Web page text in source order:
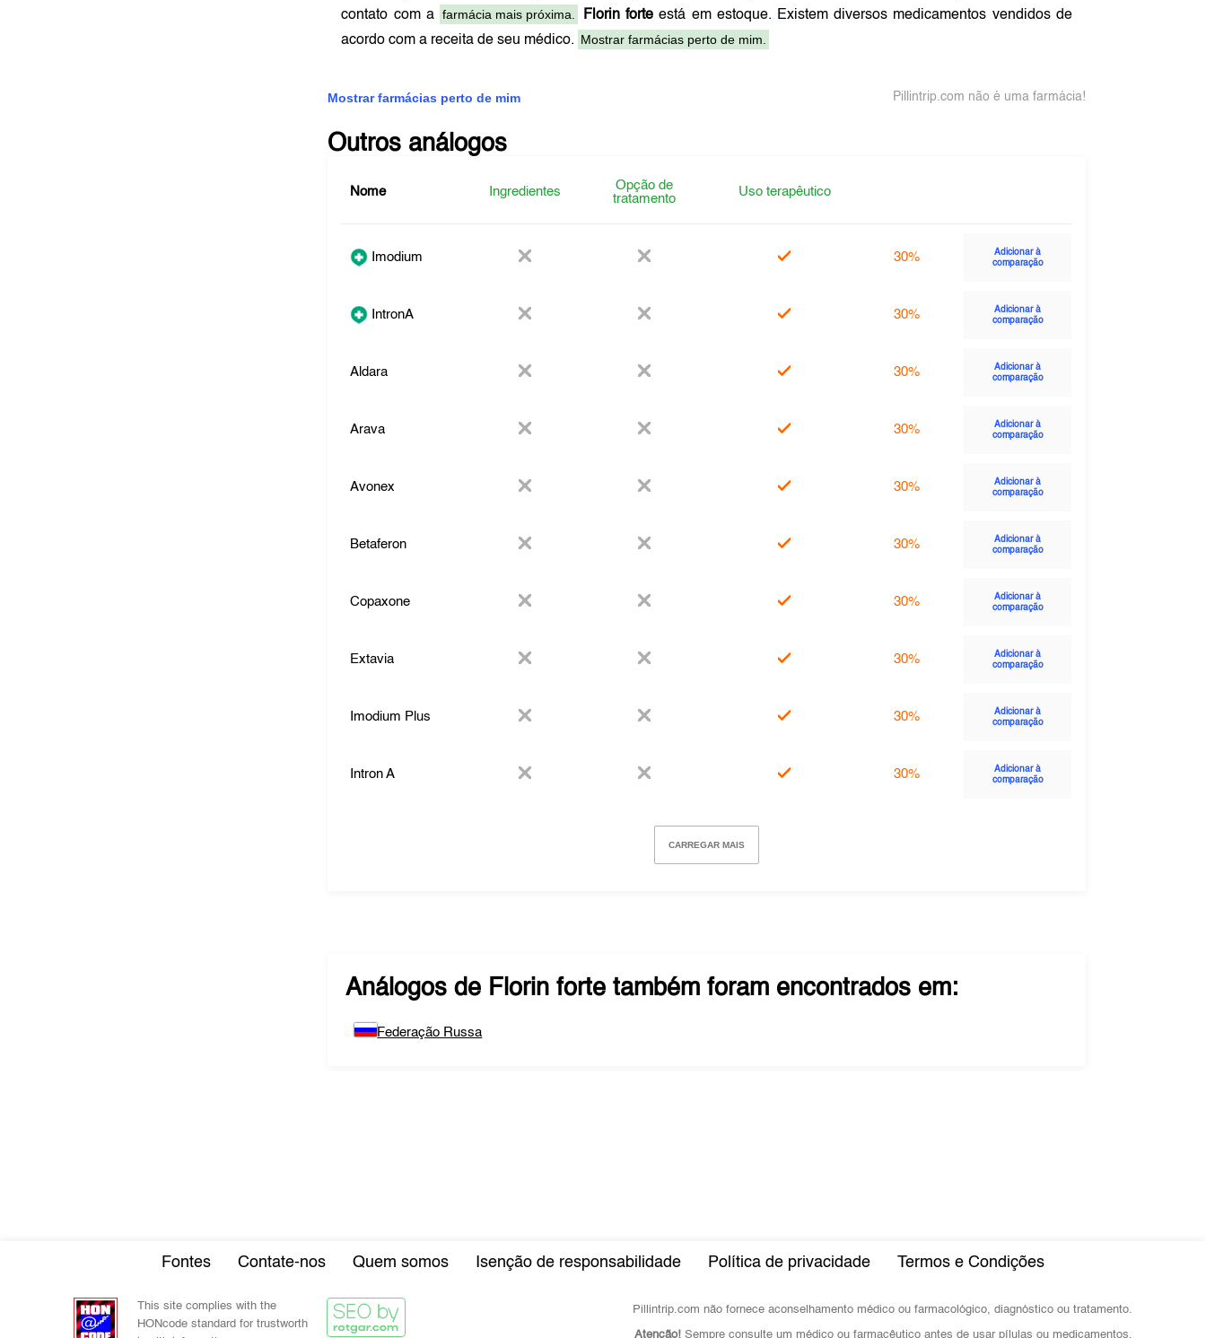
contato com a farmácia mais próxima. Florin forte está em estoque. Existem diversos medicamentos vendidos de
acordo com a receita de seu médico. Mostrar farmácias perto de mim.
Mostrar farmácias perto de mim Pillintrip.com não é uma farmácia!
Outros análogos
Nome Ingredientes
Opção de
tratamento
Uso terapêutico
Imodium 30%
Adicionar à
comparação
IntronA 30%
Adicionar à
comparação
Aldara 30%
Adicionar à
comparação
Arava 30%
Adicionar à
comparação
Avonex 30%
Adicionar à
comparação
Betaferon 30%
Adicionar à
comparação
Copaxone 30%
Adicionar à
comparação
Extavia 30%
Adicionar à
comparação
Imodium Plus 30%
Adicionar à
comparação
Intron A 30%
Adicionar à
comparação
CARREGAR MAIS
Análogos de Florin forte também foram encontrados em:
Federação Russa
Fontes Contate-nos Quem somos Isenção de responsabilidade Política de privacidade Termos e Condições
This site complies with the
HONcode standard for trustworth
Pillintrip.com não fornece aconselhamento médico ou farmacológico, diagnóstico ou tratamento.
Atenção! Sempre consulte um médico ou farmacêutico antes de usar pílulas ou medicamentos.